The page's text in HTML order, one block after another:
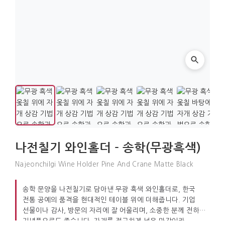
나전칠기 와인홀더 - 송학(무광흑색)
Najeonchilgi Wine Holder Pine And Crane Matte Black
송학 문양을 나전칠기로 담아낸 무광 흑색 와인홀더로, 한국
전통 공예의 품격을 현대적인 테이블 위에 더해줍니다. 기업
선물이나 감사, 방문의 자리에 잘 어울리며, 소중한 분께 전하는
기념품으로도 좋습니다. 자개를 정교하게 넣은 마감이라